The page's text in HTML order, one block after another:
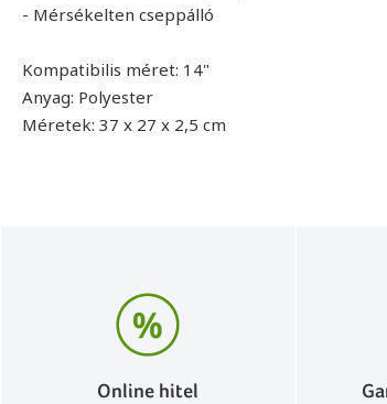
- Mérsékelten cseppálló
Kompatibilis méret: 14"
Anyag: Polyester
Méretek: 37 x 27 x 2,5 cm
Online hitel